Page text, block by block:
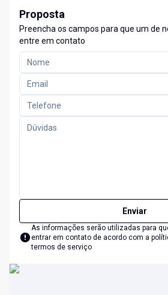
Proposta
Preencha os campos para que um de
entre em contato
Enviar
As informações serão utilizadas para
entrar em contato de acordo com a
termos de serviço